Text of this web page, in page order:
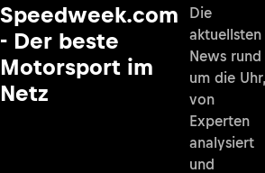
Speedweek.com
- Der beste
Motorsport im
Netz
Die
aktuellsten
News rund
um die Uhr,
von
Experten
analysiert
und